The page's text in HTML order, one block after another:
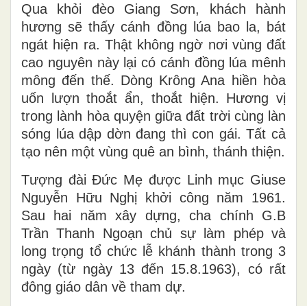
Qua khỏi đèo Giang Sơn, khách hành
hương sẽ thấy cánh đồng lúa bao la, bát
ngát hiện ra. Thật không ngờ nơi vùng đất
cao nguyên này lại có cánh đồng lúa mênh
mông đến thế. Dòng Krông Ana hiền hòa
uốn lượn thoắt ẩn, thoắt hiện. Hương vị
trong lành hòa quyện giữa đất trời cùng làn
sóng lúa dập dờn đang thì con gái. Tất cả
tạo nên một vùng quê an bình, thánh thiện.
Tượng đài Đức Mẹ được Linh mục Giuse
Nguyễn Hữu Nghị khởi công năm 1961.
Sau hai năm xây dựng, cha chính G.B
Trần Thanh Ngoạn chủ sự làm phép và
long trọng tổ chức lễ khánh thành trong 3
ngày (từ ngày 13 đến 15.8.1963), có rất
đông giáo dân về tham dự.